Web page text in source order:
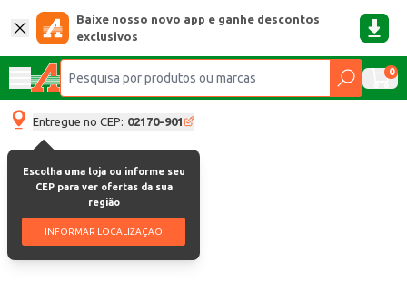
Baixe nosso novo app e ganhe descontos
exclusivos
0
Entregue no CEP: 02170-901
Escolha uma loja ou informe seu
CEP para ver ofertas da sua
região
INFORMAR LOCALIZAÇÃO
Limpador sanitário
Limpador Sanitário